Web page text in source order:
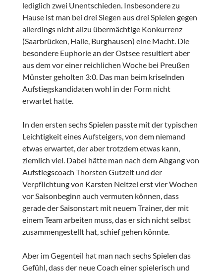
lediglich zwei Unentschieden. Insbesondere zu
Hause ist man bei drei Siegen aus drei Spielen gegen
allerdings nicht allzu übermächtige Konkurrenz
(Saarbrücken, Halle, Burghausen) eine Macht. Die
besondere Euphorie an der Ostsee resultiert aber
aus dem vor einer reichlichen Woche bei Preußen
Münster geholten 3:0. Das man beim kriselnden
Aufstiegskandidaten wohl in der Form nicht
erwartet hatte.
In den ersten sechs Spielen passte mit der typischen
Leichtigkeit eines Aufsteigers, von dem niemand
etwas erwartet, der aber trotzdem etwas kann,
ziemlich viel. Dabei hätte man nach dem Abgang von
Aufstiegscoach Thorsten Gutzeit und der
Verpflichtung von Karsten Neitzel erst vier Wochen
vor Saisonbeginn auch vermuten können, dass
gerade der Saisonstart mit neuem Trainer, der mit
einem Team arbeiten muss, das er sich nicht selbst
zusammengestellt hat, schief gehen könnte.
Aber im Gegenteil hat man nach sechs Spielen das
Gefühl, dass der neue Coach einer spielerisch und